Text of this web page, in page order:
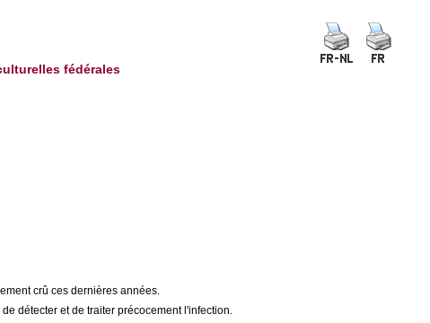
fédérales
crû ces dernières années.
détecter et de traiter précocement l'infection.